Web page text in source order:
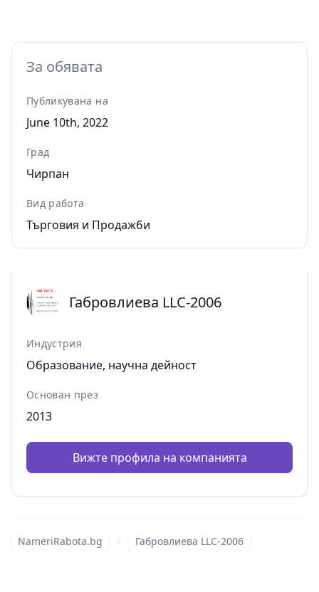
За обявата
Публикувана на
June 10th, 2022
Град
Чирпан
Вид работа
Търговия и Продажби
Габровлиева LLC-2006
Индустрия
Образование, научна дейност
Основан през
2013
Вижте профила на компанията
NameriRabota.bg Габровлиева LLC-2006